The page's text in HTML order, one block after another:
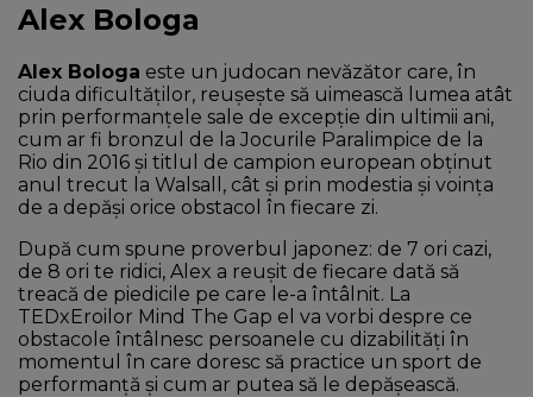
Alex Bologa
Alex Bologa este un judocan nevăzător care, în
ciuda dificultăților, reușește să uimească lumea atât
prin performanțele sale de excepție din ultimii ani,
cum ar fi bronzul de la Jocurile Paralimpice de la
Rio din 2016 și titlul de campion european obținut
anul trecut la Walsall, cât și prin modestia și voința
de a depăși orice obstacol în fiecare zi.
După cum spune proverbul japonez: de 7 ori cazi,
de 8 ori te ridici, Alex a reușit de fiecare dată să
treacă de piedicile pe care le-a întâlnit. La
TEDxEroilor Mind The Gap el va vorbi despre ce
obstacole întâlnesc persoanele cu dizabilități în
momentul în care doresc să practice un sport de
performanță și cum ar putea să le depășească.